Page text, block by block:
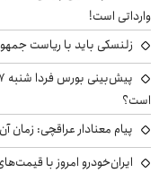
وارداتی است!
زلنسکی باید با ریاست
است؟
پیام معنادار عراقچی: زمان
ایران‌خودرو امروز با قیمت‌های